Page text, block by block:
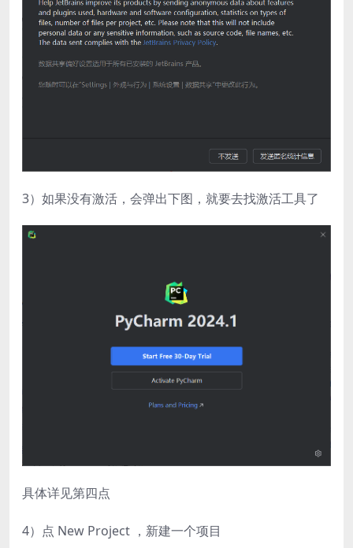
3）如果没有激活，会弹出下图，就要去找激活工具了
具体详见第四点
4）点 New Project ，新建一个项目